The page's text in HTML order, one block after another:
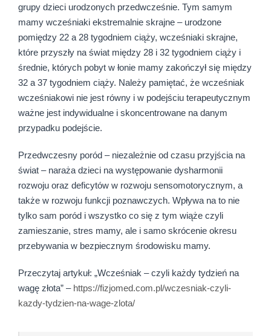
grupy dzieci urodzonych przedwcześnie. Tym samym
mamy wcześniaki ekstremalnie skrajne – urodzone
pomiędzy 22 a 28 tygodniem ciąży, wcześniaki skrajne,
które przyszły na świat między 28 i 32 tygodniem ciąży i
średnie, których pobyt w łonie mamy zakończył się między
32 a 37 tygodniem ciąży. Należy pamiętać, że wcześniak
wcześniakowi nie jest równy i w podejściu terapeutycznym
ważne jest indywidualne i skoncentrowane na danym
przypadku podejście.
Przedwczesny poród – niezależnie od czasu przyjścia na
świat – naraża dzieci na występowanie dysharmonii
rozwoju oraz deficytów w rozwoju sensomotorycznym, a
także w rozwoju funkcji poznawczych. Wpływa na to nie
tylko sam poród i wszystko co się z tym wiąże czyli
zamieszanie, stres mamy, ale i samo skrócenie okresu
przebywania w bezpiecznym środowisku mamy.
Przeczytaj artykuł: „Wcześniak – czyli każdy tydzień na
wagę złota” – https://fizjomed.com.pl/wczesniak-czyli-
kazdy-tydzien-na-wage-zlota/